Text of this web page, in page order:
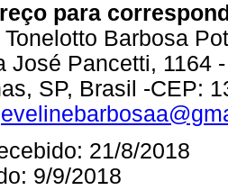
para
Barbosa
José Pancetti, 1164
SP, Brasil -CEP:
21/8/2018
9/9/2018